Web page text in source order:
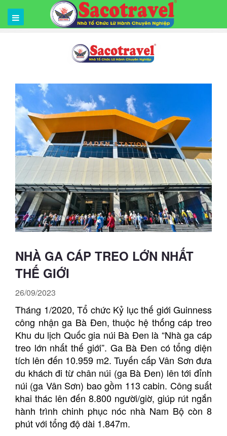
NHÀ GA CÁP TREO LỚN NHẤT
THẾ GIỚI
26/09/2023
Tháng 1/2020, Tổ chức Kỷ lục thế giới Guinness
công nhận ga Bà Đen, thuộc hệ thống cáp treo
Khu du lịch Quốc gia núi Bà Đen là “Nhà ga cáp
treo lớn nhất thế giới”. Ga Bà Đen có tổng diện
tích lên đến 10.959 m2. Tuyến cấp Vân Sơn đưa
du khách đi từ chân núi (ga Bà Đen) lên tới đỉnh
núi (ga Vân Sơn) bao gồm 113 cabin. Công suất
khai thác lên đến 8.800 người/giờ, giúp rút ngắn
hành trình chinh phục nóc nhà Nam Bộ còn 8
phút với tổng độ dài 1.847m.